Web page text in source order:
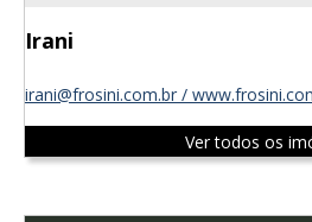
Irani
irani@frosini.com.br /
Ver todos os